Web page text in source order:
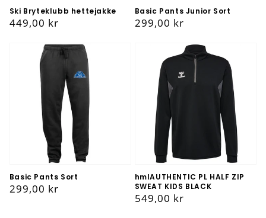
Ski Bryteklubb hettejakke
Vanlig
449,00 kr
Basic Pants Junior Sort
Vanlig
299,00 kr
Basic Pants Sort
Vanlig
299,00 kr
hmlAUTHENTIC PL HALF ZIP
SWEAT KIDS BLACK
Vanlig
549,00 kr